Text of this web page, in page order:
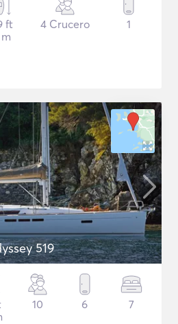
ft
4 Crucero 1
519
10 6 7